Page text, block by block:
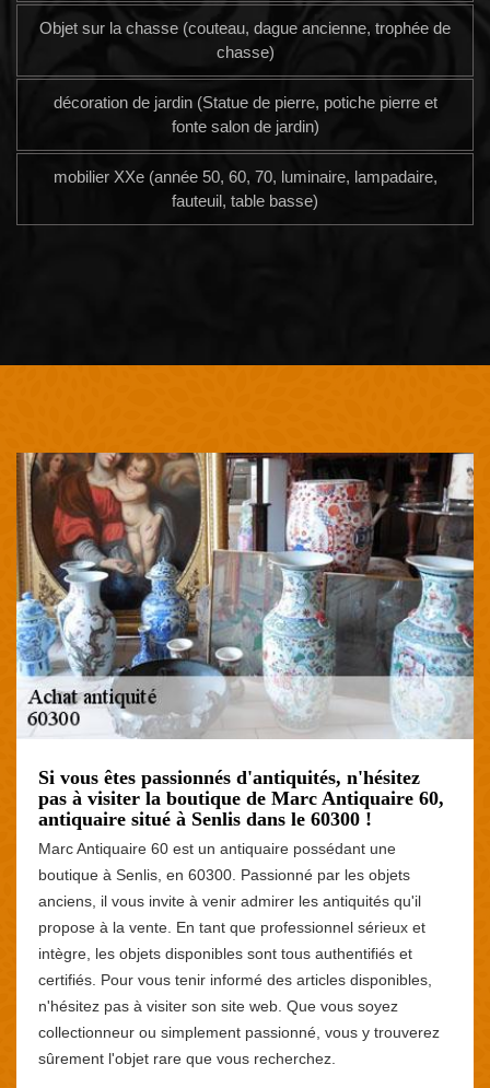
Objet sur la chasse (couteau, dague ancienne, trophée de
chasse)
décoration de jardin (Statue de pierre, potiche pierre et
fonte salon de jardin)
mobilier XXe (année 50, 60, 70, luminaire, lampadaire,
fauteuil, table basse)
Si vous êtes passionnés d'antiquités, n'hésitez
pas à visiter la boutique de Marc Antiquaire 60,
antiquaire situé à Senlis dans le 60300 !
Marc Antiquaire 60 est un antiquaire possédant une
boutique à Senlis, en 60300. Passionné par les objets
anciens, il vous invite à venir admirer les antiquités qu'il
propose à la vente. En tant que professionnel sérieux et
intègre, les objets disponibles sont tous authentifiés et
certifiés. Pour vous tenir informé des articles disponibles,
n'hésitez pas à visiter son site web. Que vous soyez
collectionneur ou simplement passionné, vous y trouverez
sûrement l'objet rare que vous recherchez.